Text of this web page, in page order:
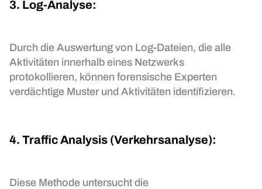
3. Log-Analyse:
Durch die Auswertung von Log-Dateien, die alle
Aktivitäten innerhalb eines Netzwerks
protokollieren, können forensische Experten
verdächtige Muster und Aktivitäten identifizieren.
4. Traffic Analysis (Verkehrsanalyse):
Diese Methode untersucht die